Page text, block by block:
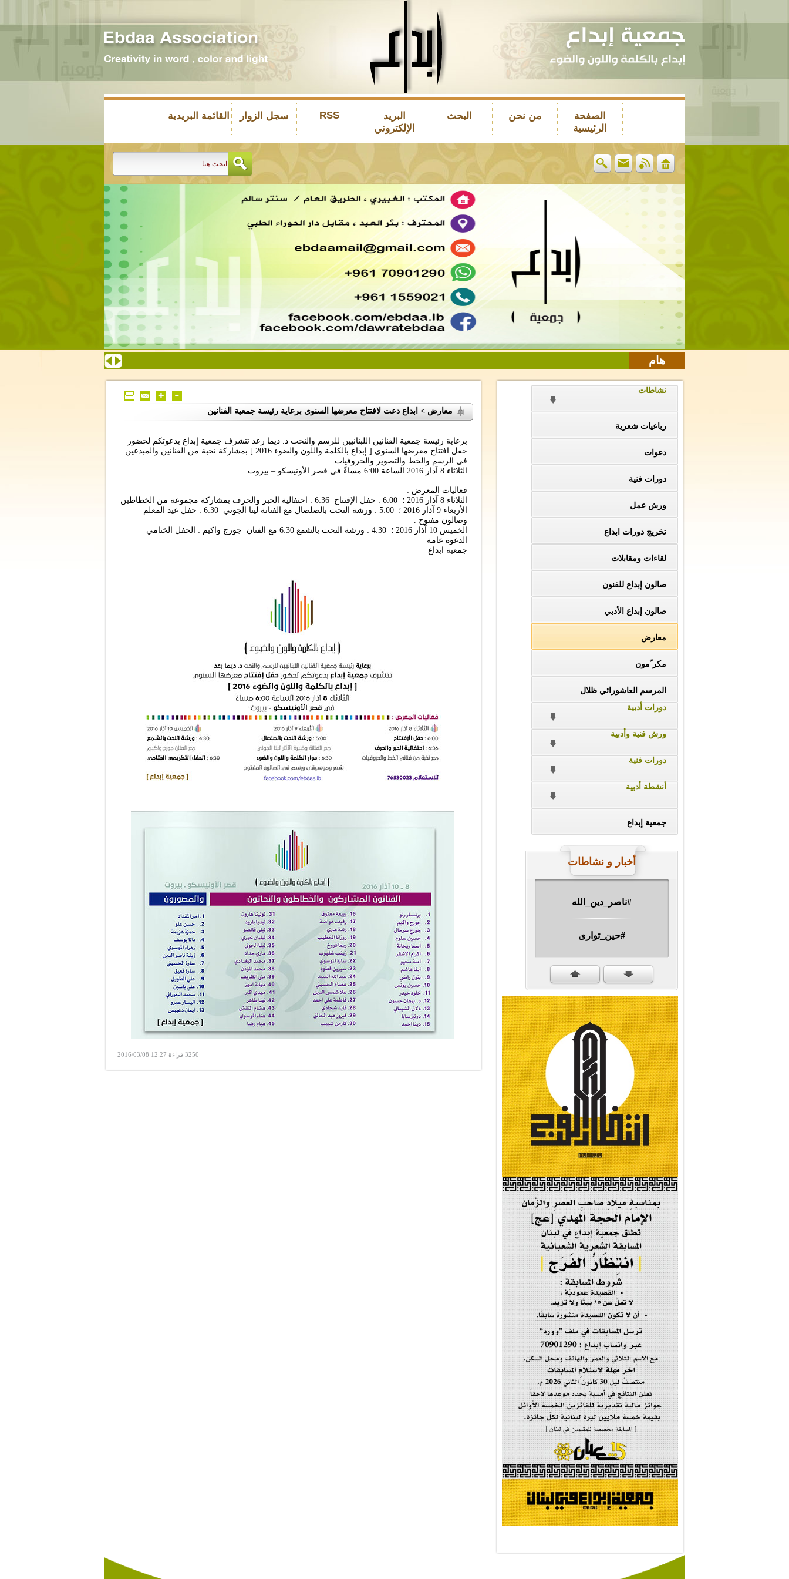
الصفحة
الرئيسية
من نحن البحث
البريد
الإلكتروني
RSS سجل الزوار القائمة البريدية
هام
نشاطات
رباعيات شعرية
دعوات
دورات فنية
ورش عمل
تخريج دورات ابداع
لقاءات ومقابلات
صالون إبداع للفنون
صالون إبداع الأدبي
معارض
مكر ّمون
المرسم العاشورائي ظلال
دورات أدبية
ورش فنية وأدبية
دورات فنية
أنشطة أدبية
جمعية إبداع
أخبار و نشاطات
مهرجان الشهيد #ا�...
#سنكمل_الطريق
#تبريكات_انتصار_�...
#نداء_الأنبياء
#شجرة_النبوة
#وأنا_على_دين_محم...
#بأمانة_موسى_بن_ج...
#إيران_حرم_فاطمة ...
| #فخر_المخدرات |
#صحيفة_المؤمن
إحتفالية #رياحين...
إحتفالية تكريم ا...
#فاطمة_روحي
مولد السيدة #الز�...
#أم_الشهداء
#النجم_الثاقب
#الصديقة_الشهيدة
#على_اُهبة_الدم
معارض > ابداع دعت لافتتاح معرضها السنوي برعاية رئيسة جمعية الفنانين
برعاية رئيسة جمعية الفنانين اللبنانيين للرسم والنحت د. ديما رعد تتشرف جمعية إبداع بدعوتكم لحضور
حفل افتتاح معرضها السنوي [ إبداع بالكلمة واللون والضوء 2016 ] بمشاركة نخبة من الفنانين والمبدعين
في الرسم والخط والتصوير والحروفيات
الثلاثاء 8 آذار 2016 الساعة 6:00 مساءً في قصر الأونيسكو – بيروت
فعاليات المعرض :
الثلاثاء 8 آذار 2016 ؛ 6:00 : حفل الإفتتاح 6:36 : احتفالية الحبر والحرف بمشاركة مجموعة من الخطاطين
الأربعاء 9 آذار 2016 ؛ 5:00 : ورشة النحت بالصلصال مع الفنانة لينا الجوني 6:30 : حفل عيد المعلم
وصالون مفتوح .
الخميس 10 آذار 2016 ؛ 4:30 : ورشة النحت بالشمع 6:30 مع الفنان جورج واكيم : الحفل الختامي
الدعوة عامة
جمعية ابداع
3250 قراءة 12:27 2016/03/08